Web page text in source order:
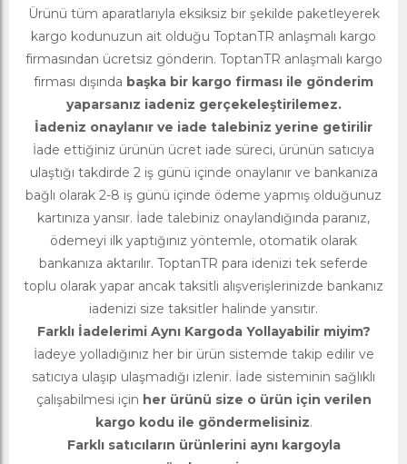
Ürünü tüm aparatlarıyla eksiksiz bir şekilde paketleyerek
kargo kodunuzun ait olduğu ToptanTR anlaşmalı kargo
firmasından ücretsiz gönderin. ToptanTR anlaşmalı kargo
firması dışında başka bir kargo firması ile gönderim
yaparsanız iadeniz gerçekeleştirilemez.
İadeniz onaylanır ve iade talebiniz yerine getirilir
İade ettiğiniz ürünün ücret iade süreci, ürünün satıcıya
ulaştığı takdirde 2 iş günü içinde onaylanır ve bankanıza
bağlı olarak 2-8 iş günü içinde ödeme yapmış olduğunuz
kartınıza yansır. İade talebiniz onaylandığında paranız,
ödemeyi ilk yaptığınız yöntemle, otomatik olarak
bankanıza aktarılır. ToptanTR para idenizi tek seferde
toplu olarak yapar ancak taksitli alışverişlerinizde bankanız
iadenizi size taksitler halinde yansıtır.
Farklı İadelerimi Aynı Kargoda Yollayabilir miyim?
İadeye yolladığınız her bir ürün sistemde takip edilir ve
satıcıya ulaşıp ulaşmadığı izlenir. İade sisteminin sağlıklı
çalışabilmesi için her ürünü size o ürün için verilen
kargo kodu ile göndermelisiniz.
Farklı satıcıların ürünlerini aynı kargoyla